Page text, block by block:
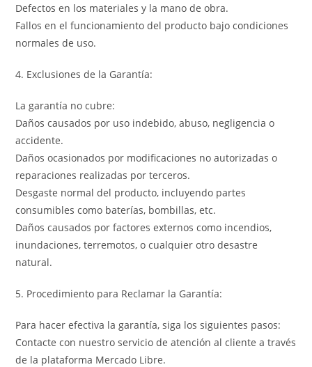
Defectos en los materiales y la mano de obra.
Fallos en el funcionamiento del producto bajo condiciones
normales de uso.
4. Exclusiones de la Garantía:
La garantía no cubre:
Daños causados por uso indebido, abuso, negligencia o
accidente.
Daños ocasionados por modificaciones no autorizadas o
reparaciones realizadas por terceros.
Desgaste normal del producto, incluyendo partes
consumibles como baterías, bombillas, etc.
Daños causados por factores externos como incendios,
inundaciones, terremotos, o cualquier otro desastre
natural.
5. Procedimiento para Reclamar la Garantía:
Para hacer efectiva la garantía, siga los siguientes pasos:
Contacte con nuestro servicio de atención al cliente a través
de la plataforma Mercado Libre.